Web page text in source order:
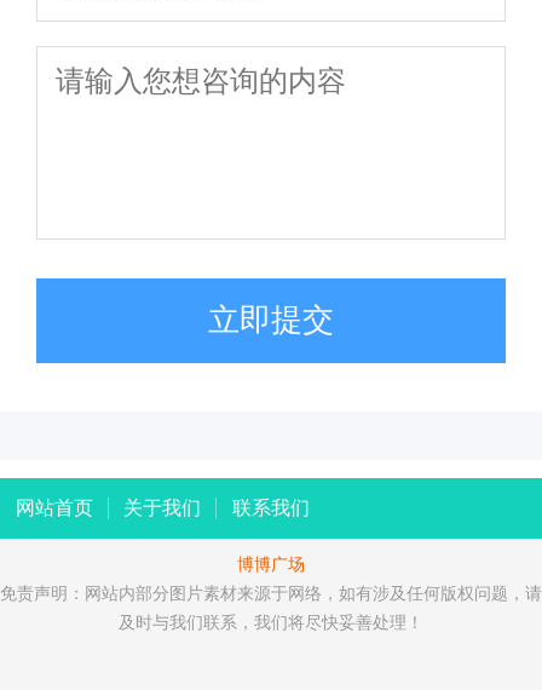
立即提交
网站首页 关于我们 联系我们
博博广场
免责声明：网站内部分图片素材来源于网络，如有涉及任何版权问题，请
及时与我们联系，我们将尽快妥善处理！